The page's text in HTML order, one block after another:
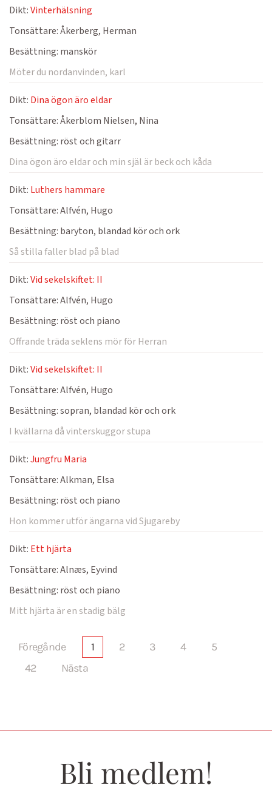
Dikt:Vinterhälsning
Tonsättare:Åkerberg, Herman
Besättning: manskör
Möter du nordanvinden, karl
Dikt: Dina ögon äro eldar
Tonsättare:Åkerblom Nielsen, Nina
Besättning: röst och gitarr
Dina ögon äro eldar och min själ är beck och kåda
Dikt: Luthers hammare
Tonsättare:Alfvén, Hugo
Besättning: baryton, blandad kör och ork
Så stilla faller blad på blad
Dikt:Vid sekelskiftet: II
Tonsättare:Alfvén, Hugo
Besättning: röst och piano
Offrande träda seklens mör för Herran
Dikt:Vid sekelskiftet: II
Tonsättare:Alfvén, Hugo
Besättning:sopran, blandad kör och ork
I kvällarna då vinterskuggor stupa
Dikt:Jungfru Maria
Tonsättare:Alkman, Elsa
Besättning: röst och piano
Hon kommer utför ängarna vid Sjugareby
Dikt: Ett hjärta
Tonsättare:Alnæs, Eyvind
Besättning: röst och piano
Mitt hjärta är en stadig bälg
Föregånde 1 2 3 4
5
42
Nästa
Bli medlem!